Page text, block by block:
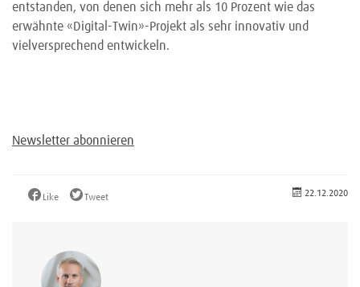
entstanden, von denen sich mehr als 10 Prozent wie das
erwähnte «Digital-Twin»-Projekt als sehr innovativ und
vielversprechend entwickeln.
Newsletter abonnieren
Like Tweet 22.12.2020